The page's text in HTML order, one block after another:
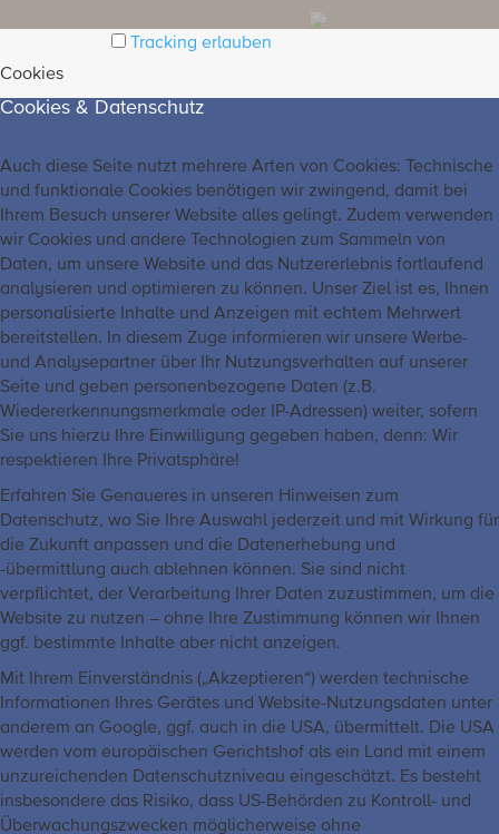
Tracking erlauben
Cookies
Cookies & Datenschutz
Auch diese Seite nutzt mehrere Arten von Cookies: Technische
und funktionale Cookies benötigen wir zwingend, damit bei
Ihrem Besuch unserer Website alles gelingt. Zudem verwenden
wir Cookies und andere Technologien zum Sammeln von
Daten, um unsere Website und das Nutzererlebnis fortlaufend
analysieren und optimieren zu können. Unser Ziel ist es, Ihnen
personalisierte Inhalte und Anzeigen mit echtem Mehrwert
bereitstellen. In diesem Zuge informieren wir unsere Werbe-
und Analysepartner über Ihr Nutzungsverhalten auf unserer
Seite und geben personenbezogene Daten (z.B.
Wiedererkennungsmerkmale oder IP-Adressen) weiter, sofern
Sie uns hierzu Ihre Einwilligung gegeben haben, denn: Wir
respektieren Ihre Privatsphäre!
Erfahren Sie Genaueres in unseren Hinweisen zum
Datenschutz, wo Sie Ihre Auswahl jederzeit und mit Wirkung für
die Zukunft anpassen und die Datenerhebung und
-übermittlung auch ablehnen können. Sie sind nicht
verpflichtet, der Verarbeitung Ihrer Daten zuzustimmen, um die
Website zu nutzen – ohne Ihre Zustimmung können wir Ihnen
ggf. bestimmte Inhalte aber nicht anzeigen.
Mit Ihrem Einverständnis („Akzeptieren“) werden technische
Informationen Ihres Gerätes und Website-Nutzungsdaten unter
anderem an Google, ggf. auch in die USA, übermittelt. Die USA
werden vom europäischen Gerichtshof als ein Land mit einem
unzureichenden Datenschutzniveau eingeschätzt. Es besteht
insbesondere das Risiko, dass US-Behörden zu Kontroll- und
Überwachungszwecken möglicherweise ohne